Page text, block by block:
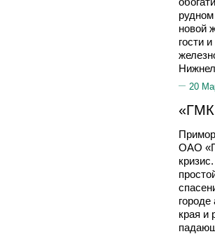
новой
гости
20
«ГМК
ОАО
края и